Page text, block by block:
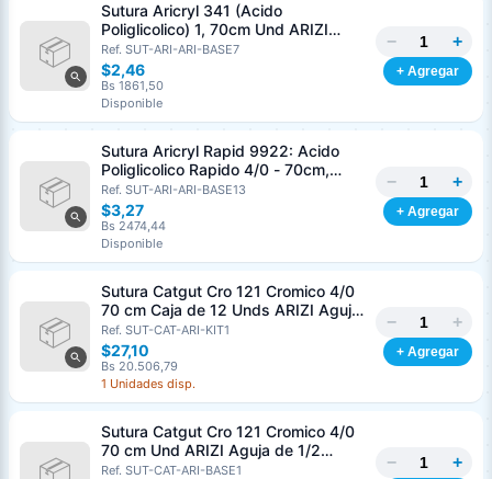
Sutura Aricryl 341 (Acido
Poliglicolico) 1, 70cm Und ARIZI
Aguja de 1/2 Circulo Punta Conica
36mm
Ref. SUT-ARI-ARI-BASE7
$2,46
Bs 1861,50
Disponible
− +
+ Agregar
Sutura Aricryl Rapid 9922: Acido
Poliglicolico Rapido 4/0 - 70cm,
aguja de 3/8 Corte Inverso 19mm
Und ARIZI Absorbible
Ref. SUT-ARI-ARI-BASE13
$3,27
Bs 2474,44
Disponible
− +
+ Agregar
Sutura Catgut Cro 121 Cromico 4/0
70 cm Caja de 12 Unds ARIZI Aguja
de 1/2 Circulo Punta Conica 26 mm
Ref. SUT-CAT-ARI-KIT1
$27,10
Bs 20.506,79
1 Unidades disp.
− +
+ Agregar
Sutura Catgut Cro 121 Cromico 4/0
70 cm Und ARIZI Aguja de 1/2
Circulo Punta Conica 26 mm
Ref. SUT-CAT-ARI-BASE1 − +